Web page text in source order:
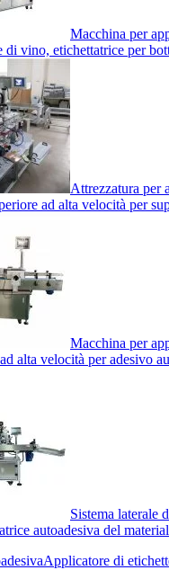
Macchina per
di vino, etichettatrice per
Attrezzatura per
ad alta velocità per
Macchina per
alta velocità per adesivo
Sistema laterale
autoadesiva del
Applicatore di